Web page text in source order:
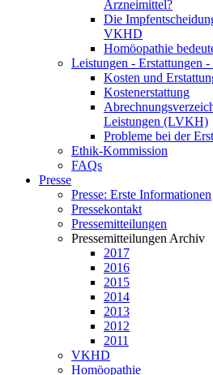
Arzneimittel?
Die
VKHD
Homöopathie
Leistungen - Erstattungen -
Kosten und
Kostenerstattung
Leistungen (LVKH)
Probleme bei der
Ethik-Kommission
FAQs
Presse
Presse: Erste Informationen
Pressekontakt
Pressemitteilungen
Pressemitteilungen Archiv
2017
2016
2015
2014
2013
2012
2011
VKHD
Homöopathie